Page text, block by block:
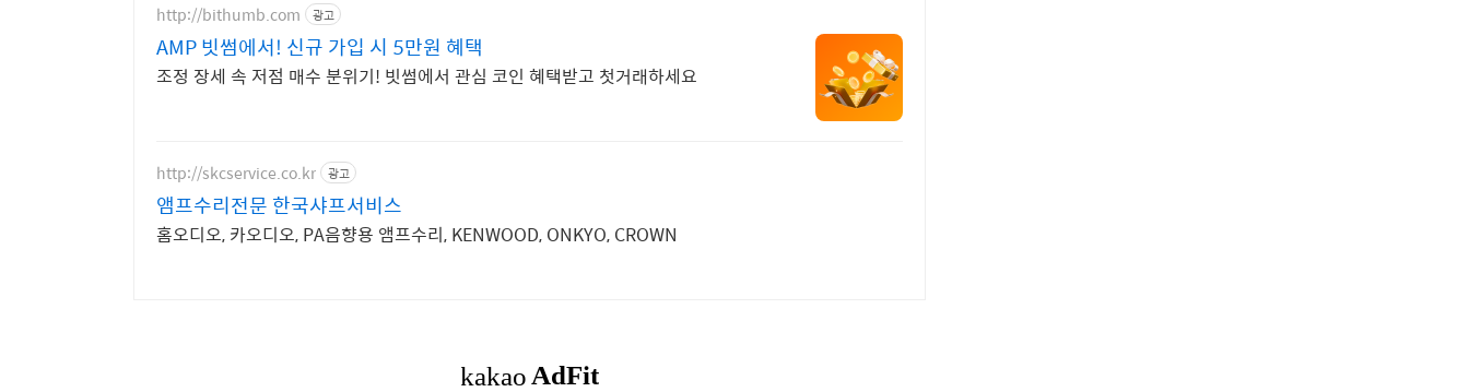
http://bithumb.com 광고
AMP 빗썸에서! 신규 가입 시 5만원 혜택
조정 장세 속 저점 매수 분위기! 빗썸에서 관심 코인 혜택받고 첫거래하세요
http://skcservice.co.kr 광고
앰프수리전문 한국샤프서비스
홈오디오, 카오디오, PA음향용 앰프수리, KENWOOD, ONKYO, CROWN